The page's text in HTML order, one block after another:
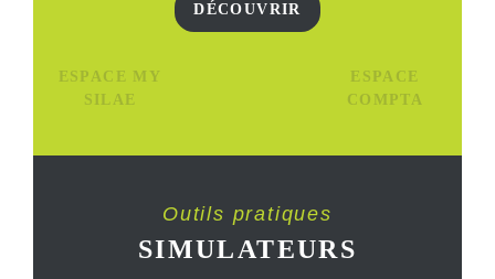
DÉCOUVRIR
ESPACE MY
SILAE
ESPACE
COMPTA
Outils pratiques
SIMULATEURS